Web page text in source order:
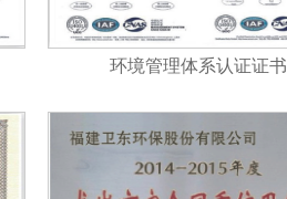
环境管理体系认证证书